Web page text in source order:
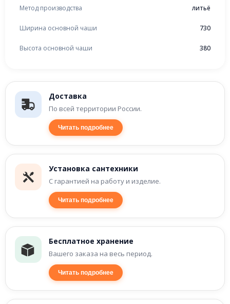
Доставка
По всей территории России.
Читать подробнее
Установка сантехники
С гарантией на работу и изделие.
Читать подробнее
Бесплатное хранение
Вашего заказа на весь период.
Читать подробнее
Метод производства литьё
Ширина основной чаши 730
Высота основной чаши 380